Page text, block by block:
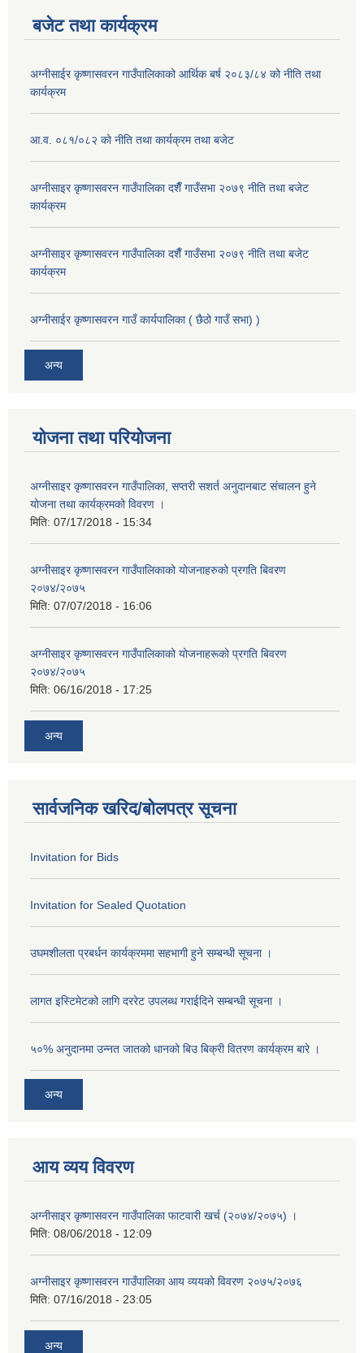
बजेट तथा कार्यक्रम
अग्नीसाईर कृष्णासवरन गाउँपालिकाको आर्थिक बर्ष २०८३/८४ को नीति तथा
कार्यक्रम
आ.व. ०८१/०८२ को नीति तथा कार्यक्रम तथा बजेट
अग्नीसाइर कृष्णासवरन गाउँपालिका दशैँ गाउँसभा २०७९ नीति तथा बजेट
कार्यक्रम
अग्नीसाइर कृष्णासवरन गाउँपालिका दशैँ गाउँसभा २०७९ नीति तथा बजेट
कार्यक्रम
अग्नीसाईर कृष्णासवरन गाउँ कार्यपालिका ( छैठो गाउँ सभा) )
अन्य
योजना तथा परियोजना
अग्नीसाइर कृष्णासवरन गाउँपालिका, सप्तरी सशर्त अनुदानबाट संचालन हुने
योजना तथा कार्यक्रमको विवरण ।
मिति: 07/17/2018 - 15:34
अग्नीसाइर कृष्णासवरन गाउँपालिकाको योजनाहरुको प्रगति बिवरण
२०७४/२०७५
मिति: 07/07/2018 - 16:06
अग्नीसाइर कृष्णासवरन गाउँपालिकाको योजनाहरूको प्रगति बिवरण
२०७४/२०७५
मिति: 06/16/2018 - 17:25
अन्य
सार्वजनिक खरिद/बोलपत्र सूचना
Invitation for Bids
Invitation for Sealed Quotation
उघमशीलता प्रबर्धन कार्यक्रममा सहभागी हुने सम्बन्धी सूचना ।
लागत इस्टिमेटको लागि दररेट उपलब्ध गराईदिने सम्बन्धी सूचना ।
५०% अनुदानमा उन्नत जातको धानको बिउ बिक्री वितरण कार्यक्रम बारे ।
अन्य
आय व्यय विवरण
अग्नीसाइर कृष्णासवरन गाउँपालिका फाटवारी खर्च (२०७४/२०७५) ।
मिति: 08/06/2018 - 12:09
अग्नीसाइर कृष्णासवरन गाउँपालिका आय व्ययको विवरण २०७५/२०७६
मिति: 07/16/2018 - 23:05
अन्य